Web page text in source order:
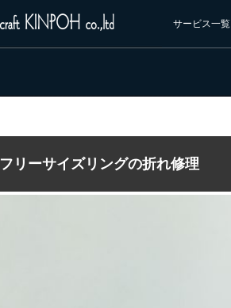
サービス一覧
フリーサイズリングの折れ修理